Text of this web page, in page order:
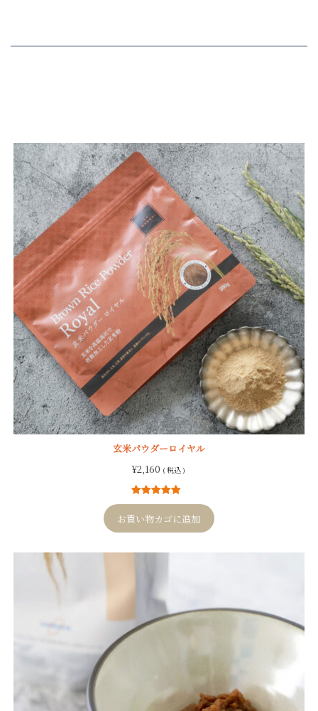
玄米パウダーロイヤル
¥2,160 ( 税込 )
4
件の利用者
評価に基づ
く5段階評価
のうち、
お買い物カゴに追加